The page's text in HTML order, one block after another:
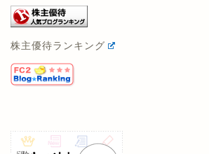
株主優待ランキング